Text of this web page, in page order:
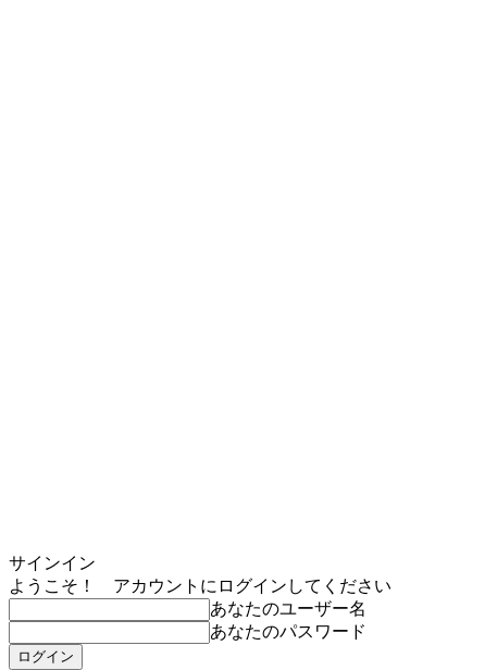
サインイン
ようこそ！ アカウントにログインしてください
あなたのユーザー名
あなたのパスワード